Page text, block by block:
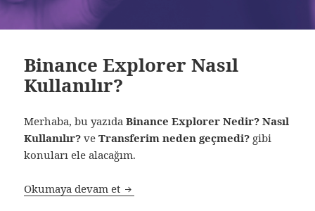
Binance Explorer Nasıl
Kullanılır?
Merhaba, bu yazıdaBinance Explorer Nedir? Nasıl
Kullanılır? veTransferim neden geçmedi? gibi
konuları ele alacağım.
Okumaya devam et Binance Explorer Nasıl Kullanılır?